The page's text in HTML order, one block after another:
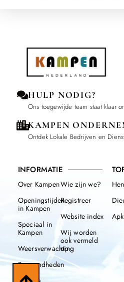
HULP NODIG?
Ons toegewijde team staat klaar
KAMPEN
Ontdek Lokale Bedrijven en
INFORMATIE
Over Kampen
Openingstijden
in Kampen
Speciaal in
Kampen
Weersverwachting
Beroemdheden
Wie zijn we?
Registreer
Website index
Wij worden
ook vermeld
op